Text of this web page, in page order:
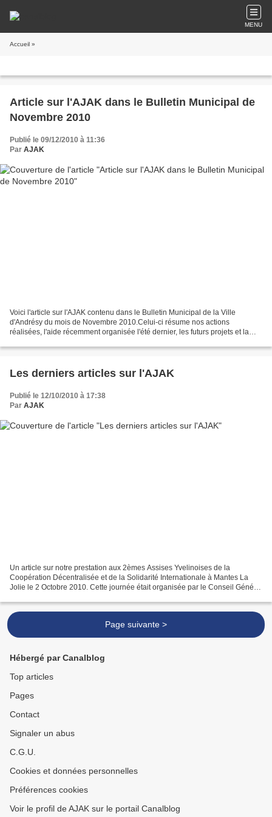
MENU
Accueil »
Article sur l'AJAK dans le Bulletin Municipal de
Novembre 2010
Publié le 09/12/2010 à 11:36
Par AJAK
Voici l'article sur l'AJAK contenu dans le Bulletin Municipal de la Ville
d'Andrésy du mois de Novembre 2010.Celui-ci résume nos actions
réalisées, l'aide récemment organisée l'été dernier, les futurs projets et la
Les derniers articles sur l'AJAK
Publié le 12/10/2010 à 17:38
Par AJAK
Un article sur notre prestation aux 2èmes Assises Yvelinoises de la
Coopération Décentralisée et de la Solidarité Internationale à Mantes La
Jolie le 2 Octobre 2010. Cette journée était organisée par le Conseil Général
Page suivante >
Hébergé par Canalblog
Top articles
Pages
Contact
Signaler un abus
C.G.U.
Cookies et données personnelles
Préférences cookies
Voir le profil de AJAK sur le portail Canalblog